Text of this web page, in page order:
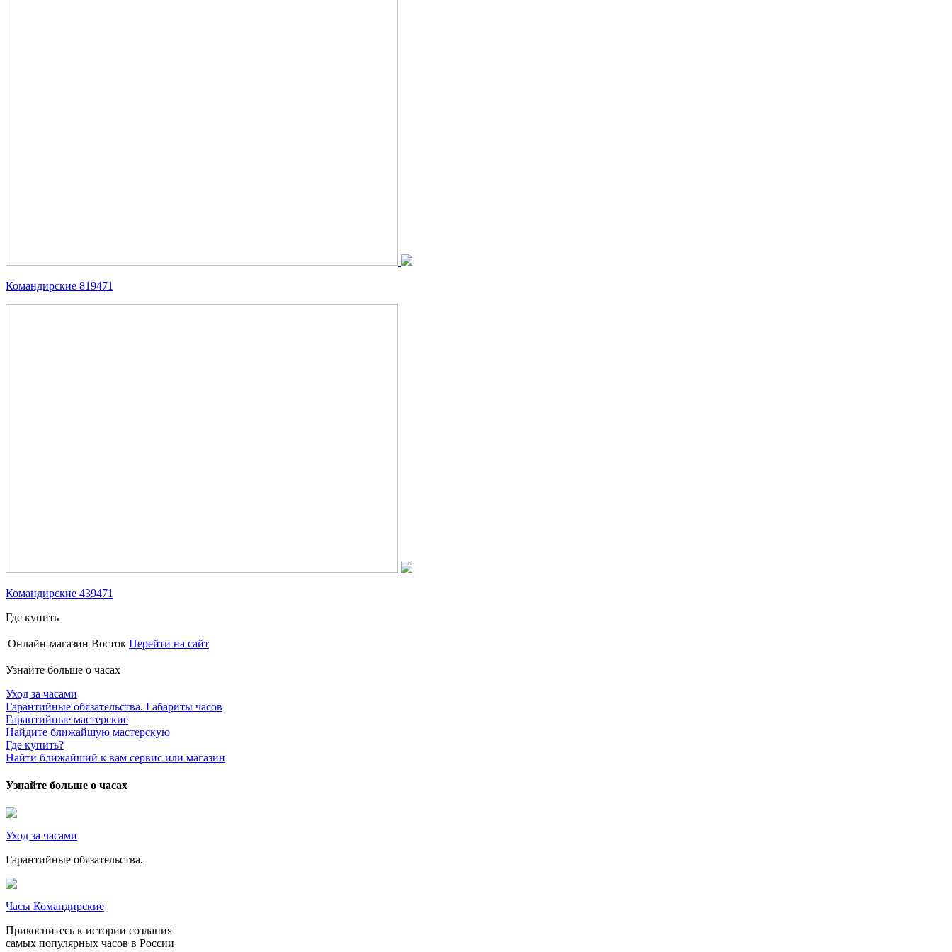
Командирские 819471
Командирские 439471
Где купить
Онлайн-магазин Восток Перейти на сайт
Узнайте больше о часах
Уход за часами
Гарантийные обязательства. Габариты часов
Гарантийные мастерские
Найдите ближайшую мастерскую
Где купить?
Найти ближайший к вам сервис или магазин
Узнайте больше о часах
Уход за часами
Гарантийные обязательства.
Часы Командирские
Прикоснитесь к истории создания
самых популярных часов в России